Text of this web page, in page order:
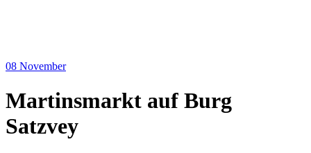
08 November
Martinsmarkt auf Burg
Satzvey